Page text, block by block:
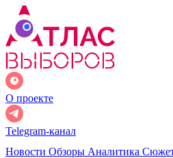
О проекте
Telegram-канал
Новости Обзоры Аналитика